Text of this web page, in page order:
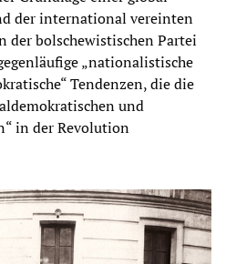
der international vereinten
der bolschewistischen Partei
„nationalistische
Tendenzen, die die
und
in der Revolution